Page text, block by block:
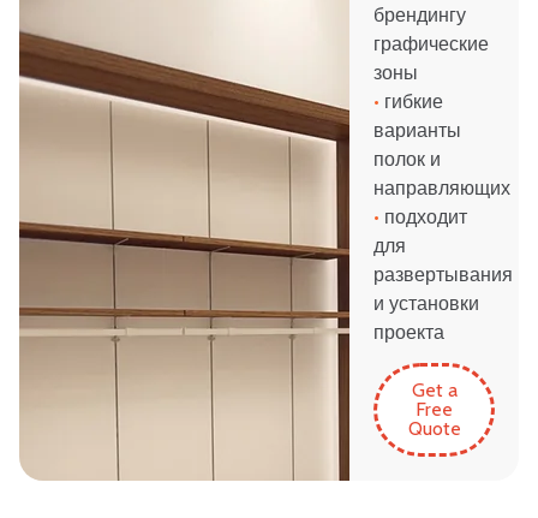
брендингу
графические
зоны
• гибкие
варианты
полок и
направляющих
• подходит
для
развертывания
и установки
проекта
Get a
Free
Quote